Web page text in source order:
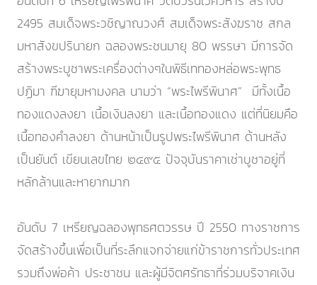
2495 สมเด็จพระวชิญาณวงศ์ สมเด็จพระสังฆราช สกล
มหาสังขปรินายก ฉลองพระชนมายุ 80 พรรษา มีการจัด
สร้างพระบูชาพระเครื่องต่างๆในพิธีเททองหล่อพระพุทธ
ปฏิมา ฑีฆายุมหามงคล นามว่า “พระไพรีพินาศ” มีทั้งเนื้อ
ทองแดงลงยา เนื้อเงินลงยา และเนื้อทองแดง แต่ที่นิยมคือ
เนื้อทองคำลงยา ด้านหน้าเป็นรูปพระไพรีพินาศ ด้านหลัง
เป็นยันต์ เขียนเลขไทย ๒๔๙๕ ปัจจุบันราคาเช่าบูชาอยู่ที่
หลักล้านและหายากมาก
อันดับ 7 เหรียญฉลองพุทธศตวรรษ ปี 2550 ทางราชการ
จัดสร้างขึ้นเพื่อเป็นที่ระลึกแจกจ่ายแก่ข้าราชการทั่วประเทศ
รวมถึงพ่อค้า ประชาชน และผู้มีจิตศรัทธาที่ร่วมบริจาคเงิน